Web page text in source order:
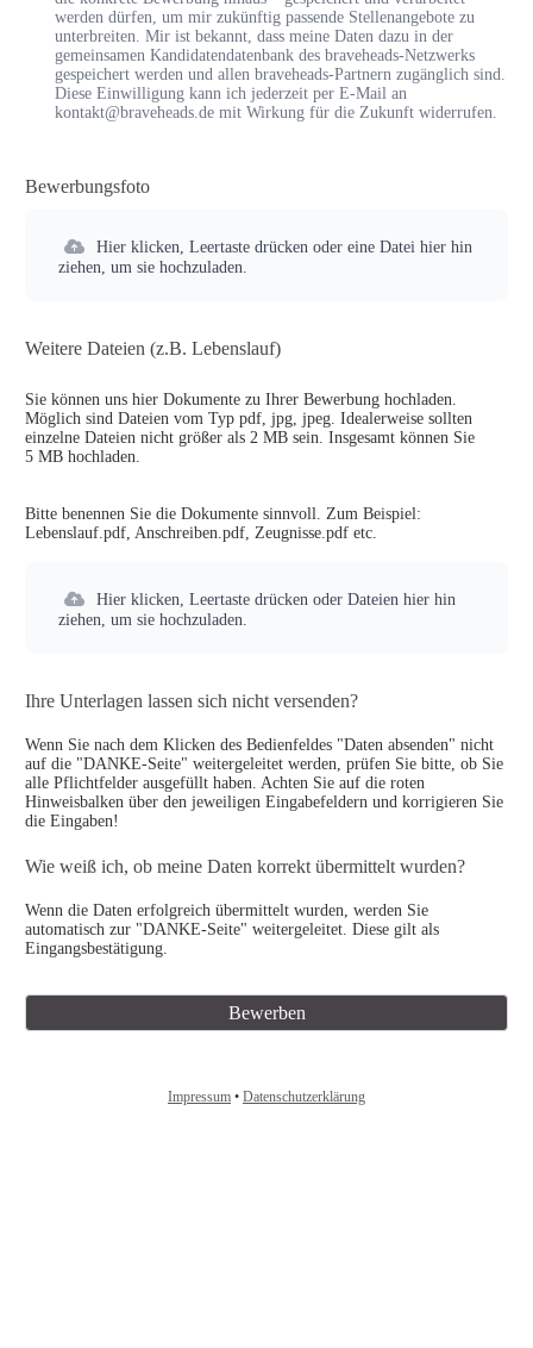
werden dürfen, um mir zukünftig passende Stellenangebote zu
unterbreiten. Mir ist bekannt, dass meine Daten dazu in der
gemeinsamen Kandidatendatenbank des braveheads-Netzwerks
gespeichert werden und allen braveheads-Partnern zugänglich sind.
Diese Einwilligung kann ich jederzeit per E-Mail an
kontakt@braveheads.de mit Wirkung für die Zukunft widerrufen.
Bewerbungsfoto
Hier klicken, Leertaste drücken oder eine Datei hier hin
ziehen, um sie hochzuladen.
Weitere Dateien (z.B. Lebenslauf)
Sie können uns hier Dokumente zu Ihrer Bewerbung hochladen.
Möglich sind Dateien vom Typ pdf, jpg, jpeg. Idealerweise sollten
einzelne Dateien nicht größer als 2 MB sein. Insgesamt können Sie
5 MB hochladen.
Bitte benennen Sie die Dokumente sinnvoll. Zum Beispiel:
Lebenslauf.pdf, Anschreiben.pdf, Zeugnisse.pdf etc.
Hier klicken, Leertaste drücken oder Dateien hier hin
ziehen, um sie hochzuladen.
Ihre Unterlagen lassen sich nicht versenden?
Wenn Sie nach dem Klicken des Bedienfeldes "Daten absenden" nicht
auf die "DANKE-Seite" weitergeleitet werden, prüfen Sie bitte, ob Sie
alle Pflichtfelder ausgefüllt haben. Achten Sie auf die roten
Hinweisbalken über den jeweiligen Eingabefeldern und korrigieren Sie
die Eingaben!
Wie weiß ich, ob meine Daten korrekt übermittelt wurden?
Wenn die Daten erfolgreich übermittelt wurden, werden Sie
automatisch zur "DANKE-Seite" weitergeleitet. Diese gilt als
Eingangsbestätigung.
Impressum • Datenschutzerklärung